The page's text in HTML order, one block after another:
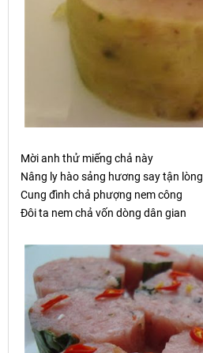
Mời anh thử miếng chả này
Nâng ly hào sảng hương say tận lòng
Cung đình chả phượng nem công
Đôi ta nem chả vốn dòng dân gian